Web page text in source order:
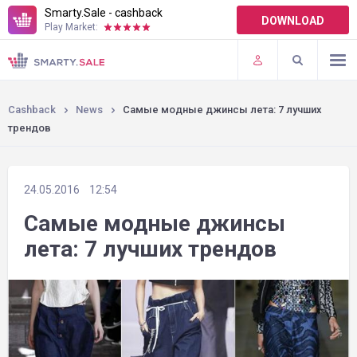
Smarty.Sale - cashback
Play Market: DOWNLOAD
TERMS OF USE
PLUGINS
Cashback News
Самые модные джинсы лета: 7 лучших
трендов
24.05.2016 12:54
Самые модные джинсы
лета: 7 лучших трендов